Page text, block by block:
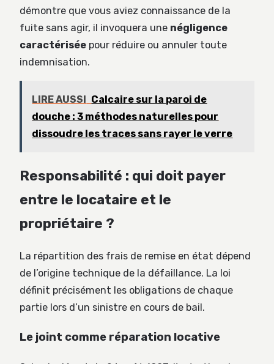
démontre que vous aviez connaissance de la
fuite sans agir, il invoquera une négligence
caractérisée pour réduire ou annuler toute
indemnisation.
LIRE AUSSI Calcaire sur la paroi de
douche : 3 méthodes naturelles pour
dissoudre les traces sans rayer le verre
Responsabilité : qui doit payer
entre le locataire et le
propriétaire ?
La répartition des frais de remise en état dépend
de l’origine technique de la défaillance. La loi
définit précisément les obligations de chaque
partie lors d’un sinistre en cours de bail.
Le joint comme réparation locative